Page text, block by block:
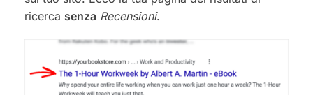
ricerca senza Recensioni.